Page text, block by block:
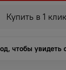
Купить в 1 клик
чтобы увидеть